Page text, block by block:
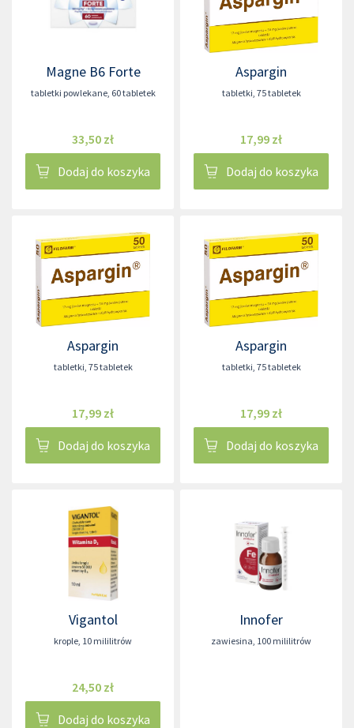
Magne B6 Forte
tabletki powlekane, 60 tabletek
33,50 zł
Dodaj do koszyka
Aspargin
tabletki, 75 tabletek
17,99 zł
Dodaj do koszyka
Aspargin
tabletki, 75 tabletek
17,99 zł
Dodaj do koszyka
Aspargin
tabletki, 75 tabletek
17,99 zł
Dodaj do koszyka
Vigantol
krople, 10 mililitrów
24,50 zł
Dodaj do koszyka
Innofer
zawiesina, 100 mililitrów